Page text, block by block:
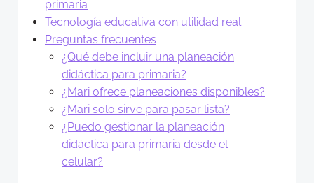
primaria
Tecnología educativa con utilidad real
Preguntas frecuentes
¿Qué debe incluir una planeación
didáctica para primaria?
¿Mari ofrece planeaciones disponibles?
¿Mari solo sirve para pasar lista?
¿Puedo gestionar la planeación
didáctica para primaria desde el
celular?